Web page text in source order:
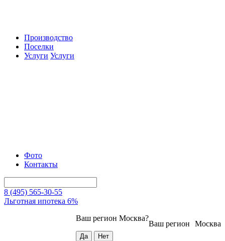
Производство
Поселки
Услуги Услуги
Фото
Контакты
8 (495) 565-30-55
Льготная ипотека 6%
Москва
Ваш регион
Ваш регион Москва?